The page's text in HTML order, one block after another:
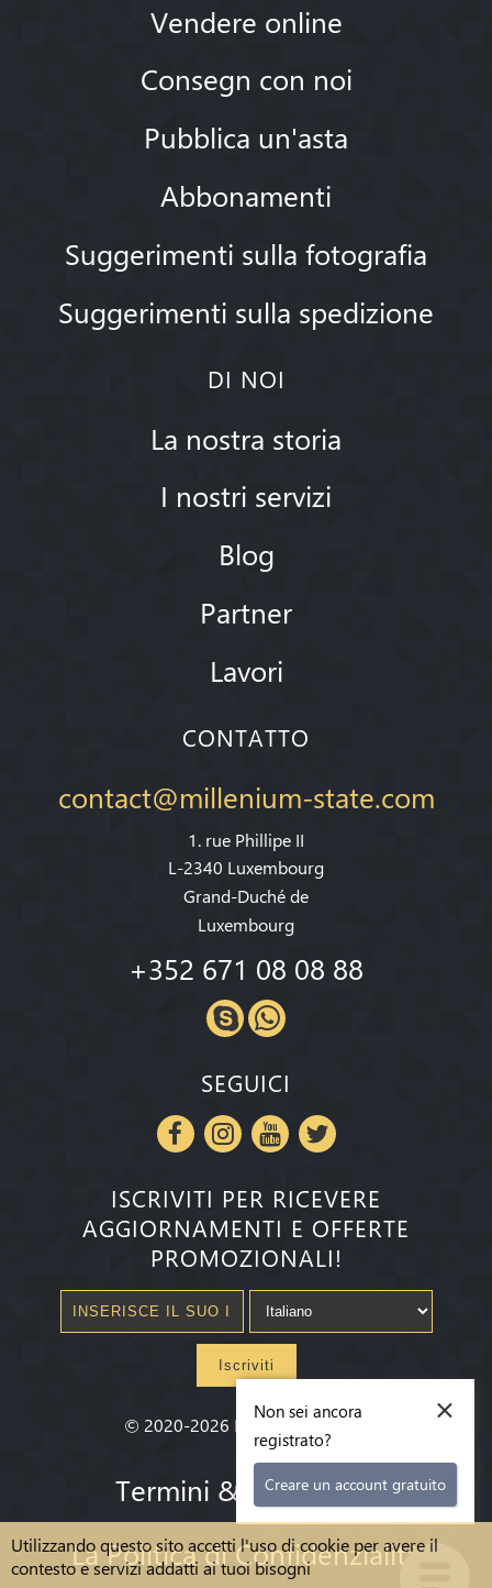
Utilizzando questo sito accetti l'uso di cookie per avere il
contesto e servizi addatti ai tuoi bisogni
Vendere online
Consegn con noi
Pubblica un'asta
Abbonamenti
Suggerimenti sulla fotografia
Suggerimenti sulla spedizione
DI NOI
La nostra storia
I nostri servizi
Blog
Partner
Lavori
CONTATTO
contact@millenium-state.com
1. rue Phillipe II
L-2340 Luxembourg
Grand-Duché de
Luxembourg
+352 671 08 08 88
SEGUICI
ISCRIVITI PER RICEVERE
AGGIORNAMENTI E OFFERTE
PROMOZIONALI!
Iscriviti
© 2020-2026 Millenium State®
Termini & condizioni
La Politica di Confidenzialità
×
Non sei ancora
registrato?
Creare un account gratuito